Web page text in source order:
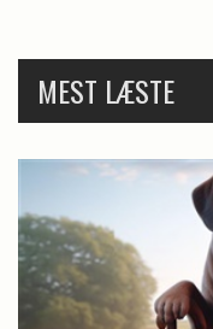
MEST LÆSTE